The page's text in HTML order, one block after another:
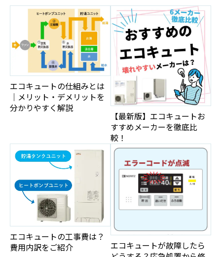
エコキュートの仕組みとは
｜メリット・デメリットを
分かりやすく解説
【最新版】エコキュートお
すすめメーカーを徹底比
較！
エコキュートの工事費は？
費用内訳をご紹介
エコキュートが故障したら